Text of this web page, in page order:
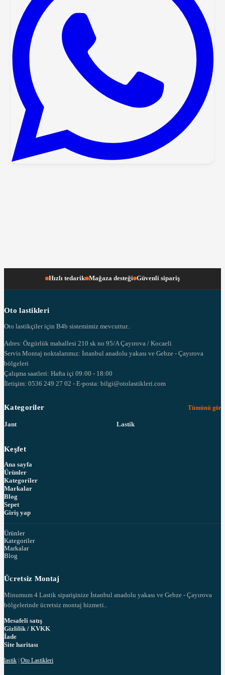
Hızlı tedarik Mağaza desteği Güvenli sipariş
Oto lastikleri
Oto lastikçiler için B4b sistemimiz mevcuttur..
Adres: Özgürlük mahallesi 210 sk no 95/A Çayırova / Kocaeli
Servis Montaj noktalarımız: İstanbul anadolu yakası ve Gebze - Çayırova
bölgeleri
Çalışma saatleri: Hafta içi 09:00 - 18:00
İletişim: 0536 249 27 02 - E-posta: bilgi@otolastikleri.com
Kategoriler Tümünü gör
Jant Lastik
Keşfet
Ana sayfa
Ürünler
Kategoriler
Markalar
Blog
Sepet
Giriş yap
Ürünler
Kategoriler
Markalar
Blog
Ücretsiz Montaj
Minumum 4 Lastik siparişinize İstanbul anadolu yakası ve Gebze - Çayırova
bölgelerinde ücretsiz montaj hizmeti..
Mesafeli satış
Gizlilik / KVKK
İade
Site haritası
lastik Oto Lastikleri